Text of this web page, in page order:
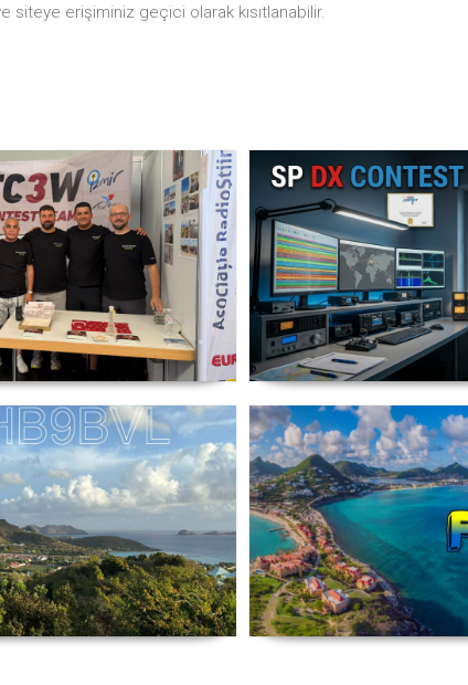
siteye erişiminiz geçici olarak kısıtlanabilir.